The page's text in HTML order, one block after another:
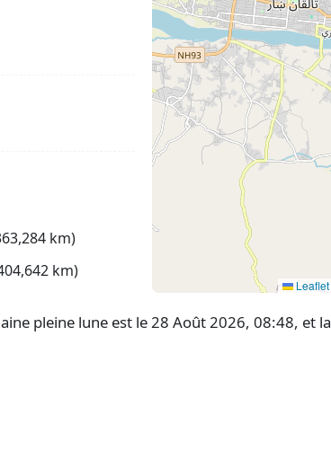
km)
km)
Leaflet
pleine lune est le 28 Août 2026, 08:48, et la